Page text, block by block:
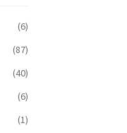
(6)
(87)
(40)
(6)
(1)